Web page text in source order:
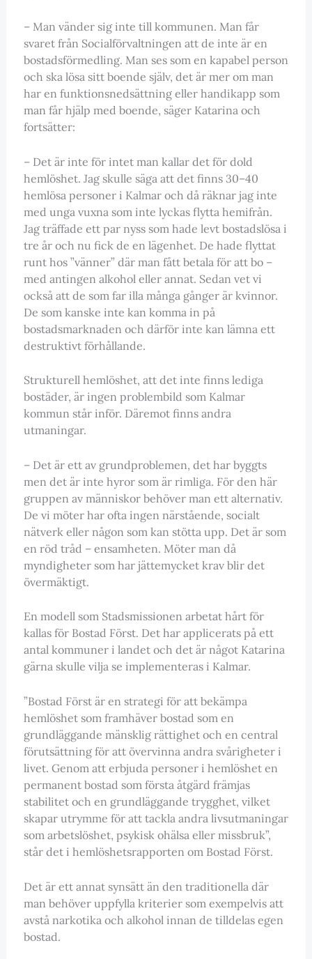
– Man vänder sig inte till kommunen. Man får
svaret från Socialförvaltningen att de inte är en
bostadsförmedling. Man ses som en kapabel person
och ska lösa sitt boende själv, det är mer om man
har en funktionsnedsättning eller handikapp som
man får hjälp med boende, säger Katarina och
fortsätter:
– Det är inte för intet man kallar det för dold
hemlöshet. Jag skulle säga att det finns 30–40
hemlösa personer i Kalmar och då räknar jag inte
med unga vuxna som inte lyckas flytta hemifrån.
Jag träffade ett par nyss som hade levt bostadslösa i
tre år och nu fick de en lägenhet. De hade flyttat
runt hos ”vänner” där man fått betala för att bo –
med antingen alkohol eller annat. Sedan vet vi
också att de som far illa många gånger är kvinnor.
De som kanske inte kan komma in på
bostadsmarknaden och därför inte kan lämna ett
destruktivt förhållande.
Strukturell hemlöshet, att det inte finns lediga
bostäder, är ingen problembild som Kalmar
kommun står inför. Däremot finns andra
utmaningar.
– Det är ett av grundproblemen, det har byggts
men det är inte hyror som är rimliga. För den här
gruppen av människor behöver man ett alternativ.
De vi möter har ofta ingen närstående, socialt
nätverk eller någon som kan stötta upp. Det är som
en röd tråd – ensamheten. Möter man då
myndigheter som har jättemycket krav blir det
övermäktigt.
En modell som Stadsmissionen arbetat hårt för
kallas för Bostad Först. Det har applicerats på ett
antal kommuner i landet och det är något Katarina
gärna skulle vilja se implementeras i Kalmar.
”Bostad Först är en strategi för att bekämpa
hemlöshet som framhäver bostad som en
grundläggande mänsklig rättighet och en central
förutsättning för att övervinna andra svårigheter i
livet. Genom att erbjuda personer i hemlöshet en
permanent bostad som första åtgärd främjas
stabilitet och en grundläggande trygghet, vilket
skapar utrymme för att tackla andra livsutmaningar
som arbetslöshet, psykisk ohälsa eller missbruk”,
står det i hemlöshetsrapporten om Bostad Först.
Det är ett annat synsätt än den traditionella där
man behöver uppfylla kriterier som exempelvis att
avstå narkotika och alkohol innan de tilldelas egen
bostad.